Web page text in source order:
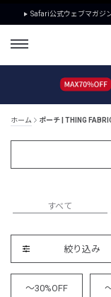
Safari公式ウェブマガジ
ホーム ポーチ | THING
すべて
絞り込み
～30%OFF